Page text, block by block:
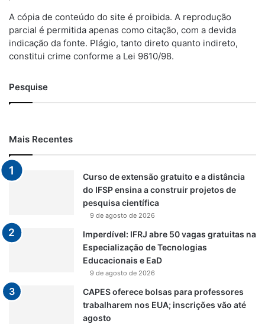
A cópia de conteúdo do site é proibida. A reprodução
parcial é permitida apenas como citação, com a devida
indicação da fonte. Plágio, tanto direto quanto indireto,
constitui crime conforme a Lei 9610/98.
Pesquise
Mais Recentes
Curso de extensão gratuito e a distância
do IFSP ensina a construir projetos de
pesquisa científica
9 de agosto de 2026
Imperdível: IFRJ abre 50 vagas gratuitas na
Especialização de Tecnologias
Educacionais e EaD
9 de agosto de 2026
CAPES oferece bolsas para professores
trabalharem nos EUA; inscrições vão até
agosto